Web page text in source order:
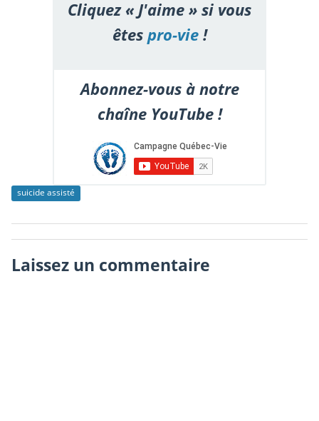
Cliquez « J'aime » si vous
êtespro-vie!
Abonnez-vous à notre
chaîne YouTube !
suicide assisté
Laissez un commentaire